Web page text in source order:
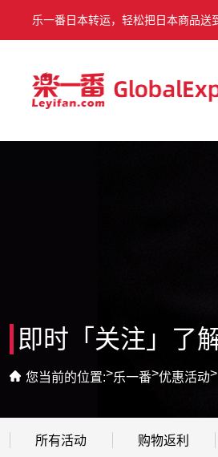
乐一番日本转运，轻松把日本商品送
即时「关注」了
您当前的位置:>乐一番>优惠活动>
所有活动 购物返利